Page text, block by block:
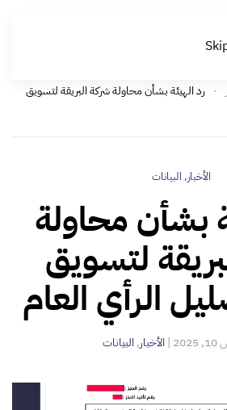
رد الهيئة بشأن محاولة شركة البريقة لتسويق
الأخبار, البيانات
بشأن محاولة
لتسويق
الرأي العام
| الأخبار, البيانات